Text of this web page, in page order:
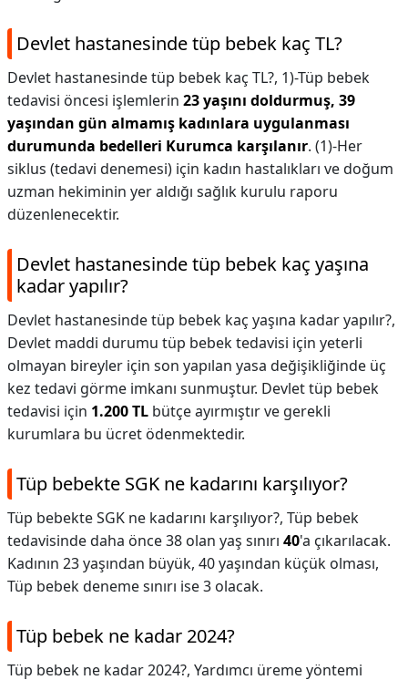
Devlet hastanesinde tüp bebek kaç TL?
Devlet hastanesinde tüp bebek kaç TL?, 1)-Tüp bebek
tedavisi öncesi işlemlerin 23 yaşını doldurmuş, 39
yaşından gün almamış kadınlara uygulanması
durumunda bedelleri Kurumca karşılanır. (1)-Her
siklus (tedavi denemesi) için kadın hastalıkları ve doğum
uzman hekiminin yer aldığı sağlık kurulu raporu
düzenlenecektir.
Devlet hastanesinde tüp bebek kaç yaşına
kadar yapılır?
Devlet hastanesinde tüp bebek kaç yaşına kadar yapılır?,
Devlet maddi durumu tüp bebek tedavisi için yeterli
olmayan bireyler için son yapılan yasa değişikliğinde üç
kez tedavi görme imkanı sunmuştur. Devlet tüp bebek
tedavisi için 1.200 TL bütçe ayırmıştır ve gerekli
kurumlara bu ücret ödenmektedir.
Tüp bebekte SGK ne kadarını karşılıyor?
Tüp bebekte SGK ne kadarını karşılıyor?, Tüp bebek
tedavisinde daha önce 38 olan yaş sınırı 40'a çıkarılacak.
Kadının 23 yaşından büyük, 40 yaşından küçük olması,
Tüp bebek deneme sınırı ise 3 olacak.
Tüp bebek ne kadar 2024?
Tüp bebek ne kadar 2024?, Yardımcı üreme yöntemi